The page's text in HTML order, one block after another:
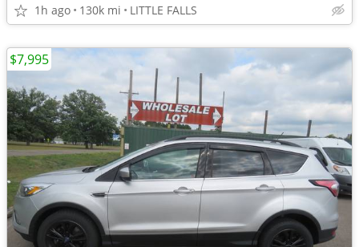
1h ago 130k mi LITTLE FALLS
$7,995